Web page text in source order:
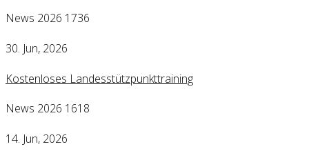
News 2026 1736
30. Jun, 2026
Kostenloses Landesstützpunkttraining
News 2026 1618
14. Jun, 2026